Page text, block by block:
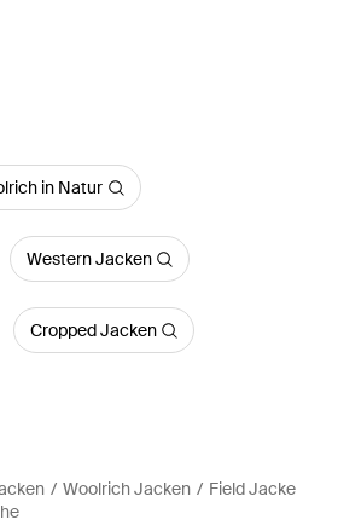
in Natur
Western Jacken
Cropped Jacken
Woolrich Jacken
Field Jacke